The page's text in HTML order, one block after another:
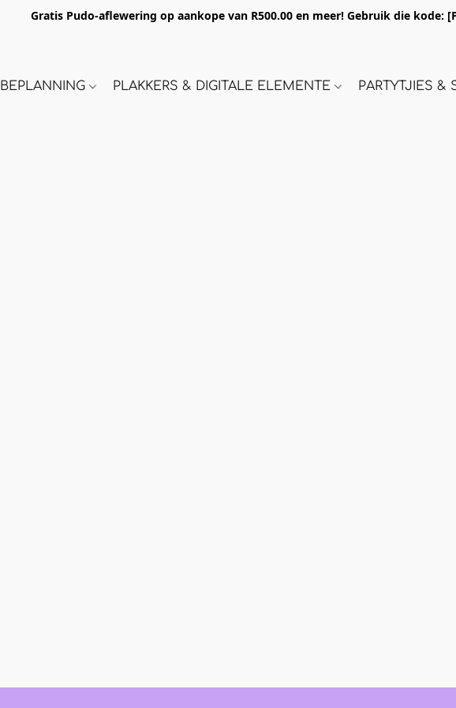
Gratis Pudo-aflewering op aankope van R500.00 en meer! Gebruik die kode:
BEPLANNING PLAKKERS & DIGITALE ELEMENTE PARTYTJIES &